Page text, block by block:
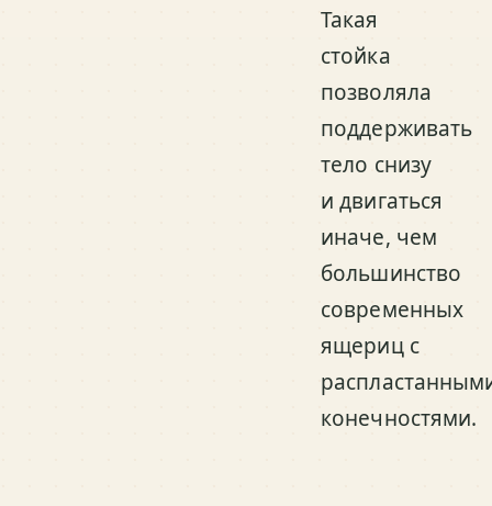
Такая
стойка
позволяла
поддерживать
тело снизу
и двигаться
иначе, чем
большинство
современных
ящериц с
конечностями.